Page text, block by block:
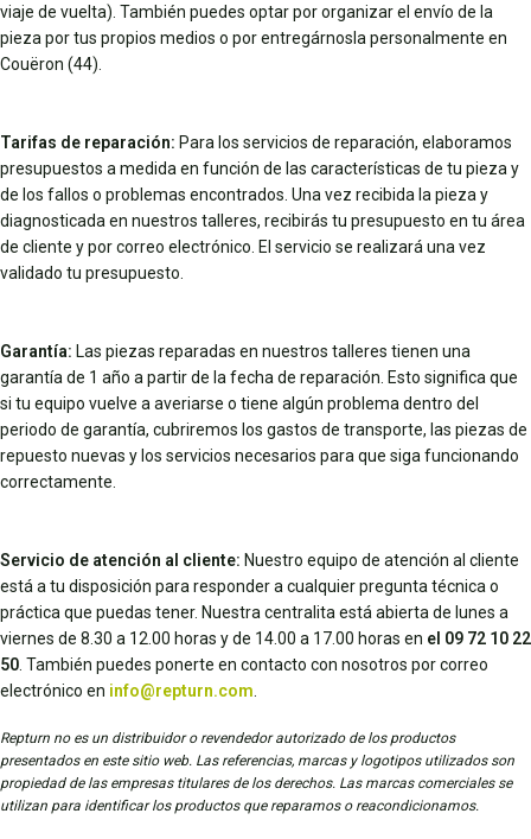
viaje de vuelta). También puedes optar por organizar el envío de la
pieza por tus propios medios o por entregárnosla personalmente en
Couëron (44).
Tarifas de reparación: Para los servicios de reparación, elaboramos
presupuestos a medida en función de las características de tu pieza y
de los fallos o problemas encontrados. Una vez recibida la pieza y
diagnosticada en nuestros talleres, recibirás tu presupuesto en tu área
de cliente y por correo electrónico. El servicio se realizará una vez
validado tu presupuesto.
Garantía: Las piezas reparadas en nuestros talleres tienen una
garantía de 1 año a partir de la fecha de reparación. Esto significa que
si tu equipo vuelve a averiarse o tiene algún problema dentro del
periodo de garantía, cubriremos los gastos de transporte, las piezas de
repuesto nuevas y los servicios necesarios para que siga funcionando
correctamente.
Servicio de atención al cliente: Nuestro equipo de atención al cliente
está a tu disposición para responder a cualquier pregunta técnica o
práctica que puedas tener. Nuestra centralita está abierta de lunes a
viernes de 8.30 a 12.00 horas y de 14.00 a 17.00 horas en el 09 72 10 22
50 . También puedes ponerte en contacto con nosotros por correo
electrónico en info@repturn.com
Repturn no es un distribuidor o revendedor autorizado de los productos
presentados en este sitio web. Las referencias, marcas y logotipos utilizados son
propiedad de las empresas titulares de los derechos. Las marcas comerciales se
utilizan para identificar los productos que reparamos o reacondicionamos.